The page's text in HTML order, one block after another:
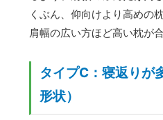
くぶん、仰向けより高めの
肩幅の広い方ほど高い枕が
タイプC：寝返りが
形状）